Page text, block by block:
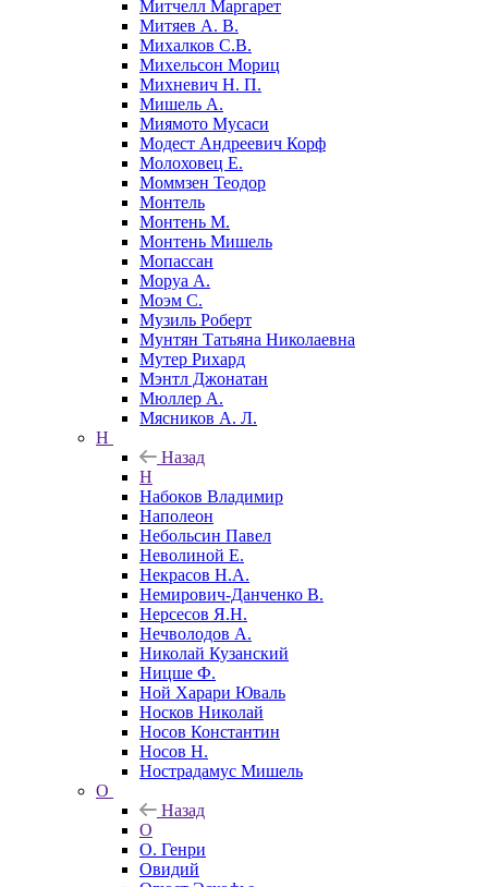
Митчелл Маргарет
Митяев А. В.
Михалков С.В.
Михельсон Мориц
Михневич Н. П.
Мишель А.
Миямото Мусаси
Модест Андреевич Корф
Молоховец Е.
Моммзен Теодор
Монтель
Монтень М.
Монтень Мишель
Мопассан
Моруа А.
Моэм С.
Музиль Роберт
Мунтян Татьяна Николаевна
Мутер Рихард
Мэнтл Джонатан
Мюллер А.
Мясников А. Л.
Н
Назад
Н
Набоков Владимир
Наполеон
Небольсин Павел
Неволиной Е.
Некрасов Н.А.
Немирович-Данченко В.
Нерсесов Я.Н.
Нечволодов А.
Николай Кузанский
Ницше Ф.
Ной Харари Юваль
Носков Николай
Носов Константин
Носов Н.
Нострадамус Мишель
О
Назад
О
О. Генри
Овидий